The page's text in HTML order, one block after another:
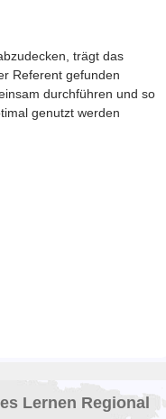
trägt das
Referent gefunden
durchführen und so
genutzt werden
Lernen Regional